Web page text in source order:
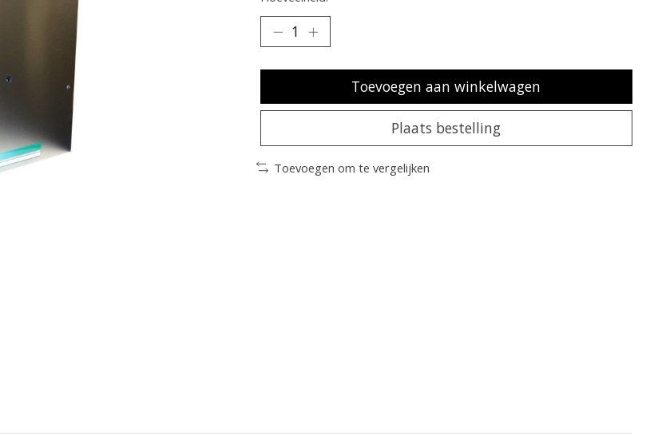
Toevoegen aan winkelwagen
Plaats bestelling
Toevoegen om te vergelijken